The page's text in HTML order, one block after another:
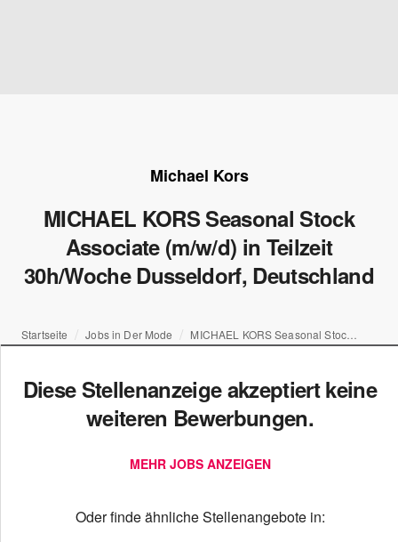
Michael Kors
MICHAEL KORS Seasonal Stock
Associate (m/w/d) in Teilzeit
30h/Woche Dusseldorf, Deutschland
Startseite Jobs in Der Mode MICHAEL KORS Seasonal Stock Associate (m/w/d) in Teilzeit 30h/Woche Dusseldorf, Deutschland
Diese Stellenanzeige akzeptiert keine
weiteren Bewerbungen.
MEHR JOBS ANZEIGEN
Oder finde ähnliche Stellenangebote in: